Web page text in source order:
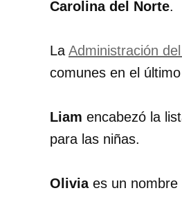
Carolina del Norte.
La Administración
comunes en el
Liam encabezó la
para las niñas.
Olivia es un